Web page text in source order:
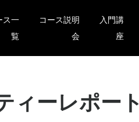
ス一
覧
コース説明
会
入門講
座
ィーレポート